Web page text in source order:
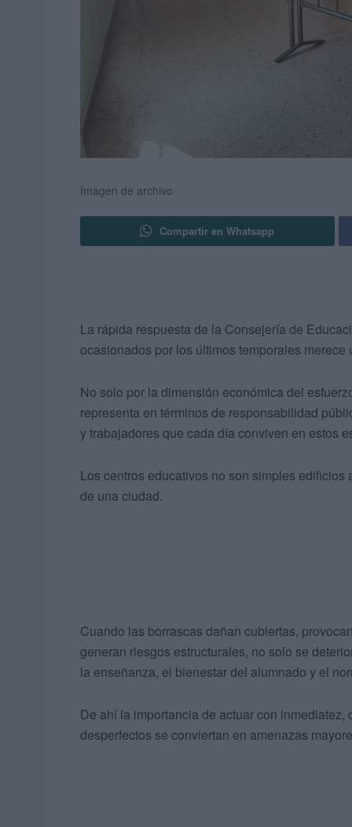
Imagen de archivo
Compartir en Whatsapp
La rápida respuesta de la Consejería de
ocasionados por los últimos temporales merece
No solo por la dimensión económica del
representa en términos de responsabilidad
y trabajadores que cada día conviven en estos
Los centros educativos no son simples
de una ciudad.
Cuando las borrascas dañan cubiertas,
generan riesgos estructurales, no solo se
la enseñanza, el bienestar del alumnado y el
De ahí la importancia de actuar con
desperfectos se conviertan en amenazas